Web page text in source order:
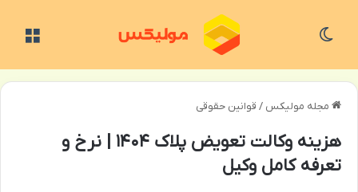
مجله مولیکس / قوانین حقوقی
هزینه وکالت تعویض پلاک ۱۴۰۴ | نرخ و
تعرفه کامل وکیل